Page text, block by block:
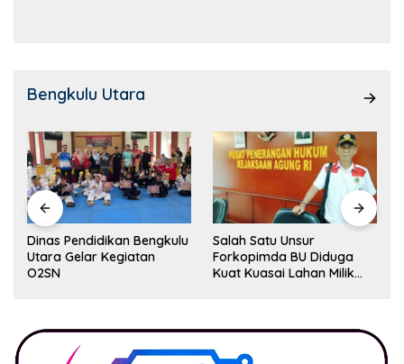
Bengkulu Utara
Dinas Pendidikan Bengkulu
Utara Gelar Kegiatan
O2SN
Salah Satu Unsur
Forkopimda BU Diduga
Kuat Kuasai Lahan Milik